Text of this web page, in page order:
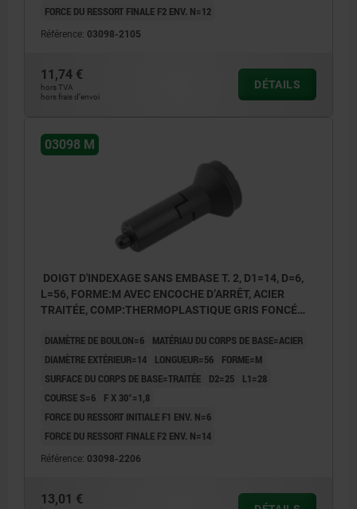
FORCE DU RESSORT FINALE F2 ENV. N=12
Référence: 03098-2105
11,74 €
hors TVA
hors frais d’envoi
DÉTAILS
03098 M
DOIGT D'INDEXAGE SANS EMBASE T. 2, D1=14, D=6,
L=56, FORME:M AVEC ENCOCHE D’ARRÊT, ACIER
TRAITÉE, COMP:THERMOPLASTIQUE GRIS FONCÉ
DIAMÈTRE DE BOULON=6
MATÉRIAU DU CORPS DE BASE=ACIER
DIAMÈTRE EXTÉRIEUR=14
LONGUEUR=56
FORME=M
SURFACE DU CORPS DE BASE=TRAITÉE
D2=25
L1=28
COURSE S=6
F X 30°=1,8
FORCE DU RESSORT INITIALE F1 ENV. N=6
FORCE DU RESSORT FINALE F2 ENV. N=14
Référence: 03098-2206
13,01 €